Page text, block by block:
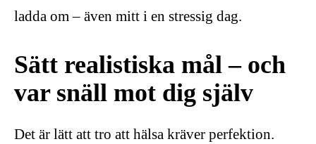
ladda om – även mitt i en stressig dag.
Sätt realistiska mål – och
var snäll mot dig själv
Det är lätt att tro att hälsa kräver perfektion.